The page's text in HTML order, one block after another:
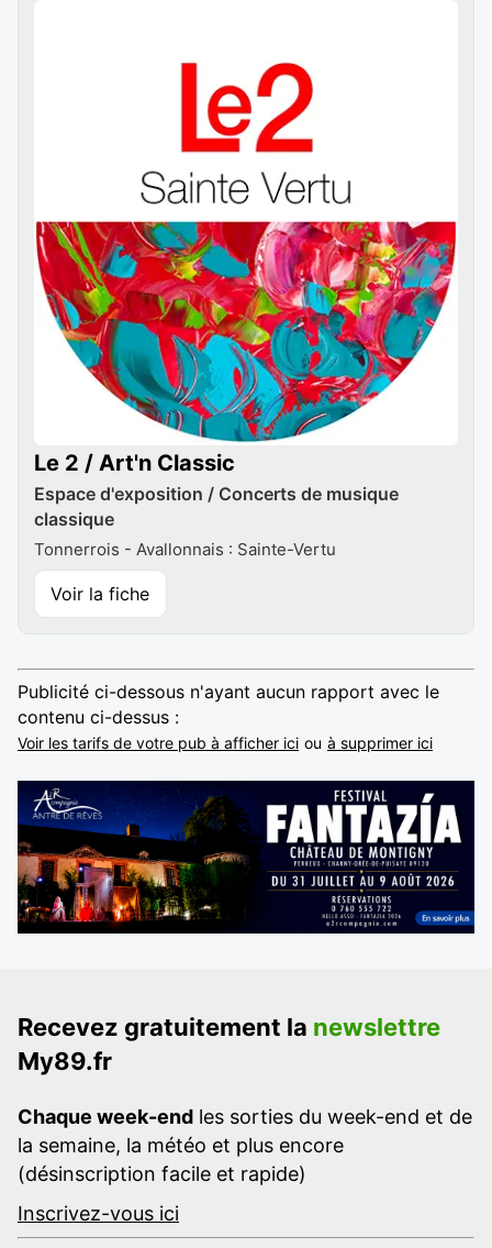
Le 2 / Art'n Classic
Espace d'exposition / Concerts de musique
classique
Tonnerrois - Avallonnais : Sainte-Vertu
Voir la fiche
Publicité ci-dessous n'ayant aucun rapport avec le
contenu ci-dessus :
Voir les tarifs de votre pub à afficher ici ou à supprimer ici
Recevez gratuitement la newslettre
My89.fr
Chaque week-end les sorties du week-end et de
la semaine, la météo et plus encore
(désinscription facile et rapide)
Inscrivez-vous ici